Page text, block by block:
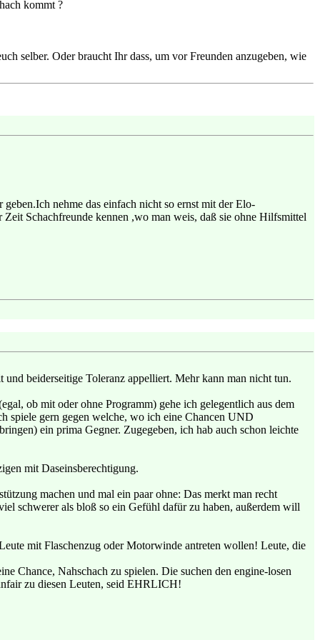
kommt ?
selber. Oder braucht Ihr dass, um vor Freunden anzugeben, wie
nehme das einfach nicht so ernst mit der Elo-
Schachfreunde kennen ,wo man weis, daß sie ohne Hilfsmittel
beiderseitige Toleranz appelliert. Mehr kann man nicht tun.
ob mit oder ohne Programm) gehe ich gelegentlich aus dem
spiele gern gegen welche, wo ich eine Chancen UND
ein prima Gegner. Zugegeben, ich hab auch schon leichte
mit Daseinsberechtigung.
machen und mal ein paar ohne: Das merkt man recht
schwerer als bloß so ein Gefühl dafür zu haben, außerdem will
mit Flaschenzug oder Motorwinde antreten wollen! Leute, die
Chance, Nahschach zu spielen. Die suchen den engine-losen
zu diesen Leuten, seid EHRLICH!